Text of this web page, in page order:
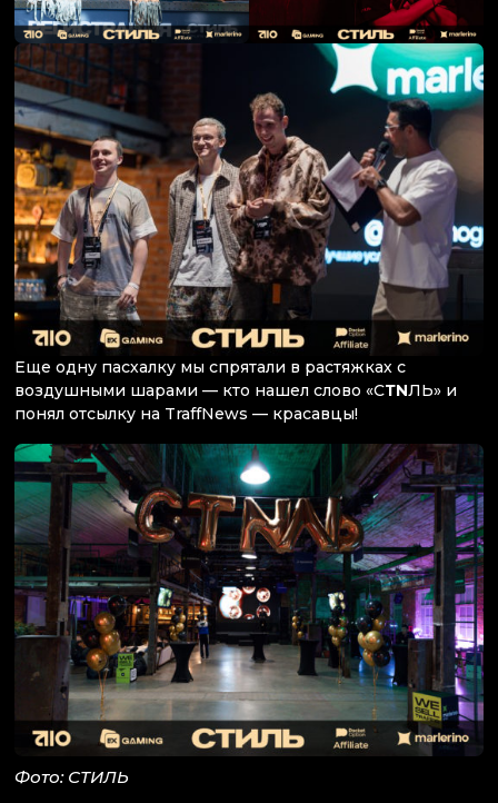
Еще одну пасхалку мы спрятали в растяжках с
воздушными шарами — кто нашел слово «СТNЛЬ» и
понял отсылку на TraffNews — красавцы!
Фото: СТИЛЬ